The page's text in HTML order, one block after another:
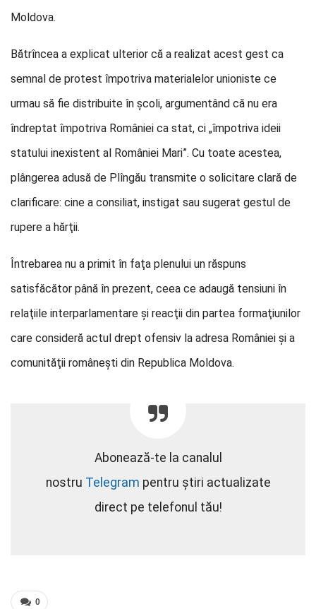
Moldova.
Bătrîncea a explicat ulterior că a realizat acest gest ca
semnal de protest împotriva materialelor unioniste ce
urmau să fie distribuite în şcoli, argumentând că nu era
îndreptat împotriva României ca stat, ci „împotriva ideii
statului inexistent al României Mari”. Cu toate acestea,
plângerea adusă de Plîngău transmite o solicitare clară de
clarificare: cine a consiliat, instigat sau sugerat gestul de
rupere a hărţii.
Întrebarea nu a primit în faţa plenului un răspuns
satisfăcător până în prezent, ceea ce adaugă tensiuni în
relaţiile inter­parlamentare şi reacţii din partea formaţiunilor
care consideră actul drept ofensiv la adresa României şi a
comunităţii româneşti din Republica Moldova.
Abonează-te la canalul
nostru Telegram pentru știri actualizate
direct pe telefonul tău!
0